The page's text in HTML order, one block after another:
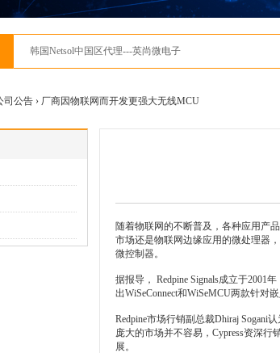
韩国Netsol中国区代理---英尚微电子
司公告 › 厂商因物联网而开发更强大无线MCU
随着物联网的不断普及，各种应用产
市场还是物联网边缘应用的微处理器
微控制器。
据报导， Redpine Signals成立于2001
出WiSeConnect和WiSeMCU两款针对
Redpine市场行销副总裁Dhiraj
庞大的市场并不容易，Cypress资深
展。